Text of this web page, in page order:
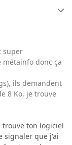
super
métainfo donc ça
ils demandent
8 Ko, je trouve
trouve ton logiciel
signaler que j'ai